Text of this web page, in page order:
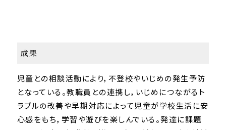
成果
児童との相談活動により，不登校やいじめの発生予防
となっている。教職員との連携し，いじめにつながるト
ラブルの改善や早期対応によって児童が学校生活に安
心感をもち，学習や遊びを楽しんでいる。発達に課題